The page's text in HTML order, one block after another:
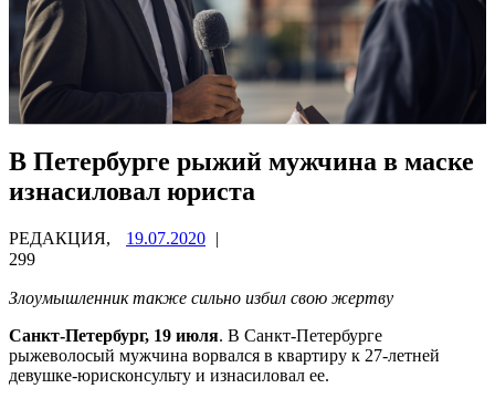
В Петербурге рыжий мужчина в маске
изнасиловал юриста
РЕДАКЦИЯ, 19.07.2020 |
299
Злоумышленник также сильно избил свою жертву
Санкт-Петербург, 19 июля. В Санкт-Петербурге
рыжеволосый мужчина ворвался в квартиру к 27-летней
девушке-юрисконсульту и изнасиловал ее.